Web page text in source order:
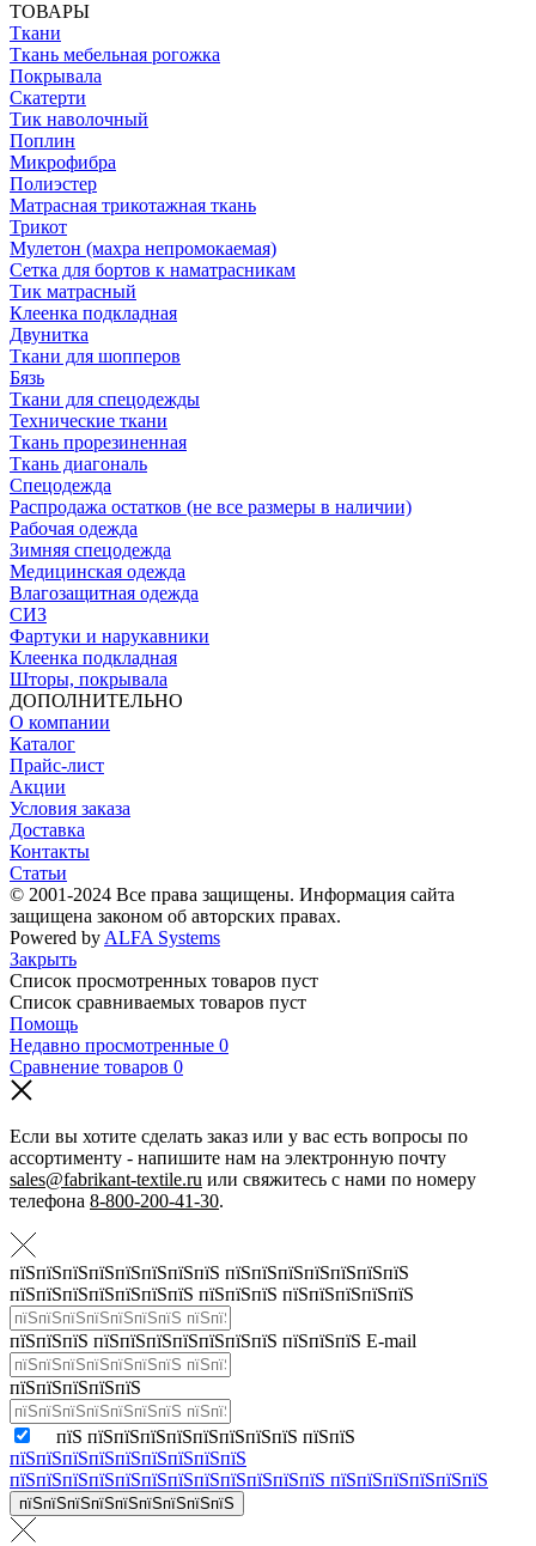
ТОВАРЫ
Ткани
Ткань мебельная рогожка
Покрывала
Скатерти
Тик наволочный
Поплин
Микрофибра
Полиэстер
Матрасная трикотажная ткань
Трикот
Мулетон (махра непромокаемая)
Сетка для бортов к наматрасникам
Тик матрасный
Клеенка подкладная
Двунитка
Ткани для шопперов
Бязь
Ткани для спецодежды
Технические ткани
Ткань прорезиненная
Ткань диагональ
Спецодежда
Распродажа остатков (не все размеры в наличии)
Рабочая одежда
Зимняя спецодежда
Медицинская одежда
Влагозащитная одежда
СИЗ
Фартуки и нарукавники
Клеенка подкладная
Шторы, покрывала
ДОПОЛНИТЕЛЬНО
О компании
Каталог
Прайс-лист
Акции
Условия заказа
Доставка
Контакты
Статьи
© 2001-2024 Все права защищены. Информация сайта
защищена законом об авторских правах.
Powered by ALFA Systems
Закрыть
Список просмотренных товаров пуст
Список сравниваемых товаров пуст
Помощь
Недавно просмотренные 0
Сравнение товаров 0
Если вы хотите сделать заказ или у вас есть вопросы по
ассортименту - напишите нам на электронную почту
sales@fabrikant-textile.ru или свяжитесь с нами по номеру
телефона 8-800-200-41-30.
пїЅпїЅпїЅпїЅпїЅпїЅпїЅпїЅ пїЅпїЅпїЅпїЅпїЅпїЅпїЅ
пїЅпїЅпїЅпїЅпїЅпїЅпїЅ пїЅпїЅпїЅ пїЅпїЅпїЅпїЅпїЅ
пїЅпїЅпїЅ пїЅпїЅпїЅпїЅпїЅпїЅпїЅ пїЅпїЅпїЅ E-mail
пїЅпїЅпїЅпїЅпїЅ
пїЅ пїЅпїЅпїЅпїЅпїЅпїЅпїЅпїЅ пїЅпїЅ
пїЅпїЅпїЅпїЅпїЅпїЅпїЅпїЅпїЅ
пїЅпїЅпїЅпїЅпїЅпїЅпїЅпїЅпїЅпїЅпїЅпїЅ пїЅпїЅпїЅпїЅпїЅпїЅ
пїЅпїЅпїЅпїЅпїЅпїЅпїЅпїЅпїЅ